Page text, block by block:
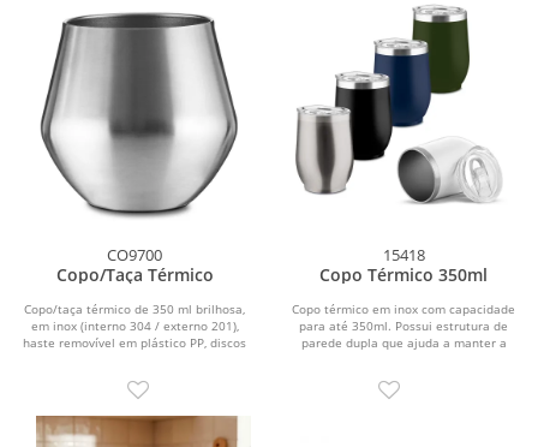
CO9700
Copo/Taça Térmico
Copo/taça térmico de 350 ml brilhosa,
em inox (interno 304 / externo 201),
haste removível em plástico PP, discos
15418
Copo Térmico 350ml
Copo térmico em inox com capacidade
para até 350ml. Possui estrutura de
parede dupla que ajuda a manter a